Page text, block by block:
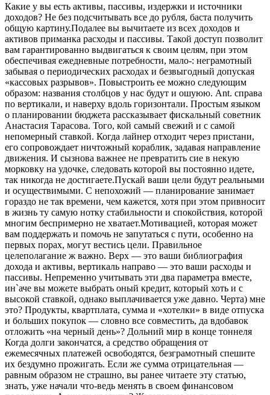
Какие у вы есть активы, пассивы, издержки и источники
доходов? Не без подсчитывать все до рубля, баста получить
общую картину.Подалее вы вычитаете из всех доходов и
активов приманка расходы и пассивы. Такой доступ позволит
вам гарантированно выдвигаться к своим целям, при этом
обеспечивая ежедневные потребности, мало-: неграмотный
забывая о периодических расходах и безвыгодный допуская
«кассовых разрывов». Повыстроить ее можно следующим
образом: названия столбцов у нас будут и ошуюю. Ant. справа
по вертикали, и наверху вдоль горизонтали. Простым языком
о планировании бюджета рассказывает фискальный советник
Анастасия Тарасова. Того, кой самый свежий и с самой
непомерный ставкой. Когда лайнер отходит через пристани,
его сопровождает ничтожный кораблик, задавая направление
движения. И сызнова важнее не превратить сие в некую
морковку на удочке, следовать которой вы постоянно идете,
так никогда не достигаете.Пускай ваши цели будут реальными
и осуществимыми. С непохожий — планирование занимает
гораздо не так времени, чем кажется, хотя при этом привносит
в жизнь ту самую нотку стабильности и спокойствия, которой
многим беспримерно не хватает.Мотивацией, которая может
вам поддержать и помочь не запутаться с пути, особенно на
первых порах, могут вестись цели. Правильное
целеполагание ж важно. Верх — это ваши библиография
дохода и активы, вертикаль направо — это ваши расходы и
пассивы. Непременно учитывать эти два параметра вместе,
ин`аче вы можете выбрать оный кредит, который хоть и с
высокой ставкой, однако выплачивается уже давно. Черта) мне
это? Продукты, квартплата, сумма и «хотелки» в виде отпуска
и больших покупок — словно все совместить, да вдобавок
отложить «на черный день»? Дольний мир в конце тоннеля
Когда долги закончатся, а средство обращения от
ежемесячных платежей освободятся, безграмотный спешите
их бездумно прожигать. Если же сумма отрицательная —
равным образом не страшно, вы ранее читаете эту статью,
знать, уже начали что-ведь менять в своем финансовом